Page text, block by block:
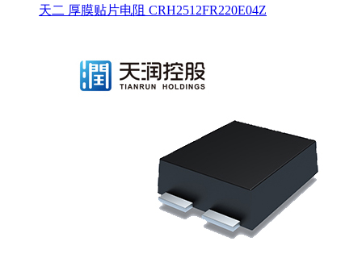
天二 厚膜贴片电阻 CRH2512FR220E04Z